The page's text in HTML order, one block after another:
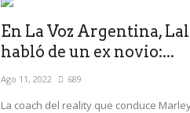
En La Voz Argentina,
habló de un ex novio:...
Ago 11, 2022 689
La coach del reality que conduce